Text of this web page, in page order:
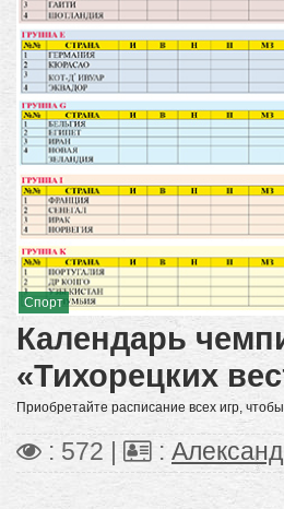
Спорт
Календарь
«Тихорецких
Приобретайте расписание всех игр,
: 572 | :